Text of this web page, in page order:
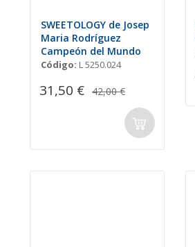
SWEETOLOGY de Josep
Maria Rodríguez
Campeón del Mundo
Código: L 5250.024
31,50 € 42,00 €